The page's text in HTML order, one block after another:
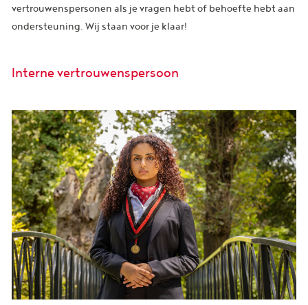
vertrouwenspersonen als je vragen hebt of behoefte hebt aan
ondersteuning. Wij staan voor je klaar!
Interne vertrouwenspersoon